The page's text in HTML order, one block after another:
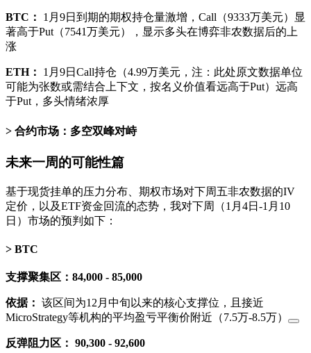
BTC：
1月9日到期的期权持仓量激增，Call（9333万美元）显
著高于Put（7541万美元）
，显示多头在博弈非农数据后的上
涨
ETH：
1月9日Call持仓（4.99万美元，注：此处原文数据单位
可能为张数或需结合上下文，按名义价值看远高于Put）远高
于Put，多头情绪浓厚
合约市场：多空双峰对峙
未来一周的可能性篇
基于现货挂单的压力分布、期权市场对下周五非农数据的IV
定价，以及ETF资金回流的态势，我对下周（1月4日-1月10
日）市场的预判如下：
BTC
支撑聚集区：84,000 - 85,000
依据： 该区间为12月中旬以来的核心支撑位，且接近
MicroStrategy等机构的平均盈亏平衡价附近（7.5万-8.5万）
反弹阻力区： 90,300 - 92,600